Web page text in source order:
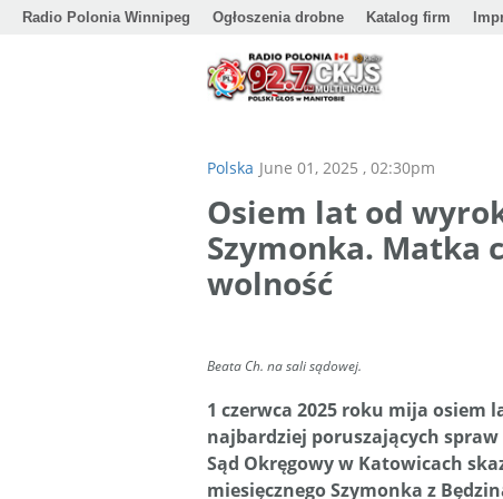
Radio Polonia Winnipeg Ogłoszenia drobne Katalog firm
Polska June 01, 2025 , 02:30pm
Osiem lat od
Szymonka. Matka
wolność
Beata Ch. na sali sądowej.
1 czerwca 2025 roku mija osiem
najbardziej poruszających
Sąd Okręgowy w Katowicach
miesięcznego Szymonka z